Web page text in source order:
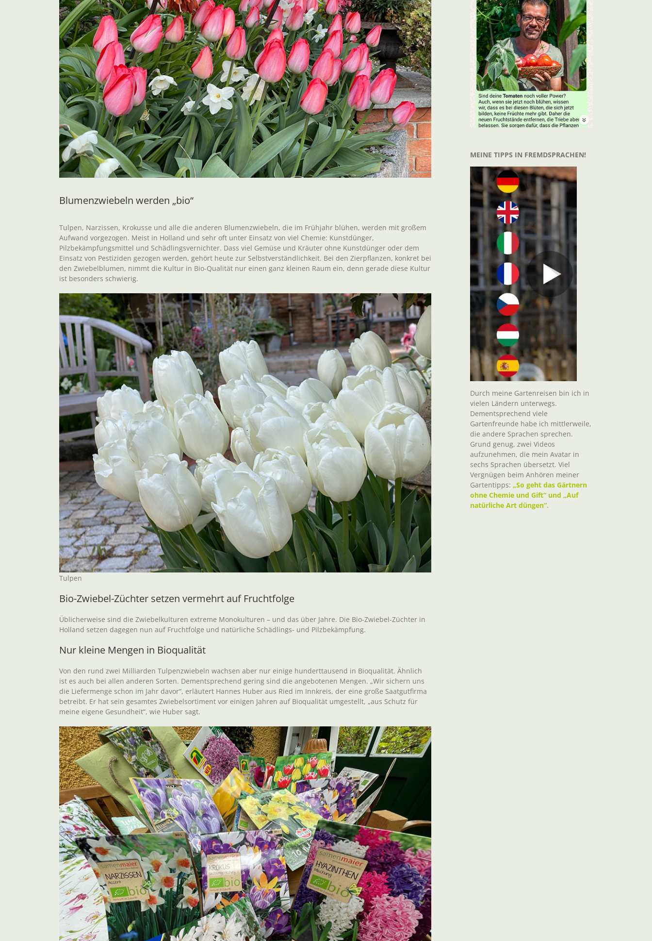
Blumenzwiebeln werden „bio“
Tulpen, Narzissen, Krokusse und alle die anderen Blumenzwiebeln, die im Frühjahr blühen, werden mit großem
Aufwand vorgezogen. Meist in Holland und sehr oft unter Einsatz von viel Chemie: Kunstdünger,
Pilzbekämpfungsmittel und Schädlingsvernichter. Dass viel Gemüse und Kräuter ohne Kunstdünger oder dem
Einsatz von Pestiziden gezogen werden, gehört heute zur Selbstverständlichkeit. Bei den Zierpflanzen, konkret bei
den Zwiebelblumen, nimmt die Kultur in Bio-Qualität nur einen ganz kleinen Raum ein, denn gerade diese Kultur
ist besonders schwierig.
Tulpen
Bio-Zwiebel-Züchter setzen vermehrt auf Fruchtfolge
Üblicherweise sind die Zwiebelkulturen extreme Monokulturen – und das über Jahre. Die Bio-Zwiebel-Züchter in
Holland setzen dagegen nun auf Fruchtfolge und natürliche Schädlings- und Pilzbekämpfung.
Nur kleine Mengen in Bioqualität
Von den rund zwei Milliarden Tulpenzwiebeln wachsen aber nur einige hunderttausend in Bioqualität. Ähnlich
ist es auch bei allen anderen Sorten. Dementsprechend gering sind die angebotenen Mengen. „Wir sichern uns
die Liefermenge schon im Jahr davor“, erläutert Hannes Huber aus Ried im Innkreis, der eine große Saatgutfirma
betreibt. Er hat sein gesamtes Zwiebelsortiment vor einigen Jahren auf Bioqualität umgestellt, „aus Schutz für
meine eigene Gesundheit“, wie Huber sagt.
MEINE TIPPS IN FREMDSPRACHEN!
Durch meine Gartenreisen bin ich in
vielen Ländern unterwegs.
Dementsprechend viele
Gartenfreunde habe ich mittlerweile,
die andere Sprachen sprechen.
Grund genug, zwei Videos
aufzunehmen, die mein Avatar in
sechs Sprachen übersetzt. Viel
Vergnügen beim Anhören meiner
Gartentipps: „So geht das Gärtnern
ohne Chemie und Gift“ und „Auf
natürliche Art düngen“.